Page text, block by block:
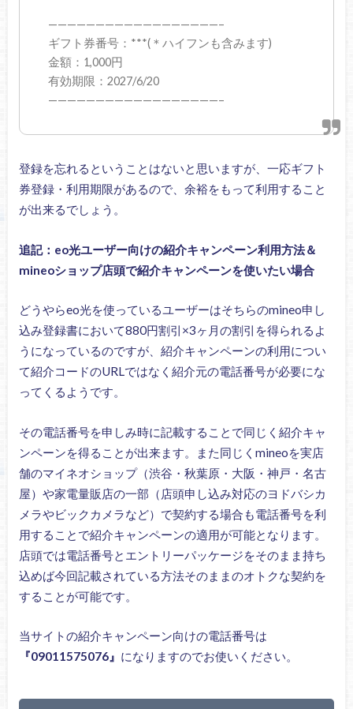
——————————————————–
ギフト券番号：***(＊ハイフンも含みます)
金額：1,000円
有効期限：2027/6/20
——————————————————–
登録を忘れるということはないと思いますが、一応ギフト
券登録・利用期限があるので、余裕をもって利用すること
が出来るでしょう。
追記：eo光ユーザー向けの紹介キャンペーン利用方法＆
mineoショップ店頭で紹介キャンペーンを使いたい場合
どうやらeo光を使っているユーザーはそちらのmineo申し
込み登録書において880円割引×3ヶ月の割引を得られるよ
うになっているのですが、紹介キャンペーンの利用につい
て紹介コードのURLではなく紹介元の電話番号が必要にな
ってくるようです。
その電話番号を申しみ時に記載することで同じく紹介キャ
ンペーンを得ることが出来ます。また同じくmineoを実店
舗のマイネオショップ（渋谷・秋葉原・大阪・神戸・名古
屋）や家電量販店の一部（店頭申し込み対応のヨドバシカ
メラやビックカメラなど）で契約する場合も電話番号を利
用することで紹介キャンペーンの適用が可能となります。
店頭では電話番号とエントリーパッケージをそのまま持ち
込めば今回記載されている方法そのままのオトクな契約を
することが可能です。
当サイトの紹介キャンペーン向けの電話番号は
『09011575076』 になりますのでお使いください。